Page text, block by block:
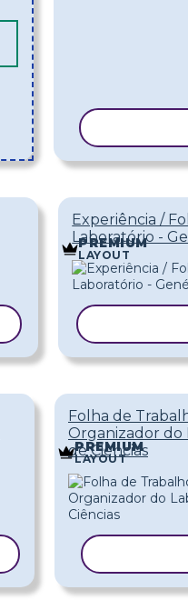
Experiência /
Laboratório -
PREMIUM
LAYOUT
Folha de
Organizador do
de Ciências
PREMIUM
LAYOUT